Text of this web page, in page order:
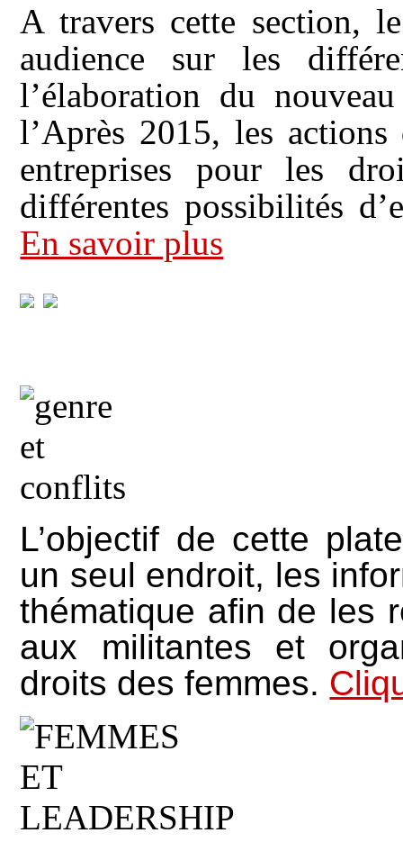
A travers cette section,
audience sur les
l’élaboration du
l’Après 2015, les
entreprises pour les
différentes possibilités
En savoir plus
L’objectif de cette
un seul endroit, les
thématique afin de les
aux militantes et
droits des femmes.